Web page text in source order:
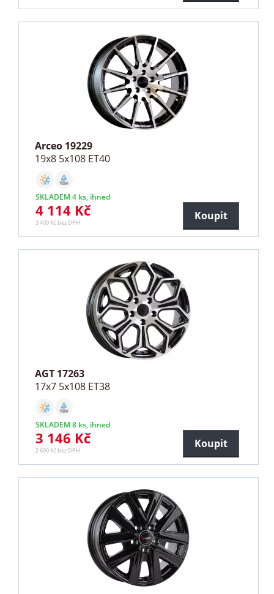
Arceo 19229
19x8 5x108 ET40
SKLADEM 4 ks, ihned
4 114 Kč
3 400 Kč bez DPH
Koupit
AGT 17263
17x7 5x108 ET38
SKLADEM 8 ks, ihned
3 146 Kč
2 600 Kč bez DPH
Koupit